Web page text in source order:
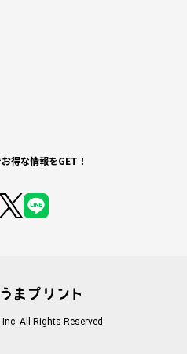
得な情報をGET！
All Rights Reserved.